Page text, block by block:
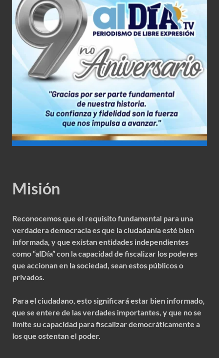
Misión
Reconocemos que el requisito fundamental para una
verdadera democracia es que la ciudadanía esté bien
informada, y que existan entidades independientes
como “alDía” con la capacidad de fiscalizar los poderes
que accionan en la sociedad, sean estos públicos o
privados.
Para el ciudadano, esto significará estar bien informado,
que se entere de las verdades importantes, y que no se
limite su capacidad para fiscalizar democráticamente a
los que ostentan el poder.